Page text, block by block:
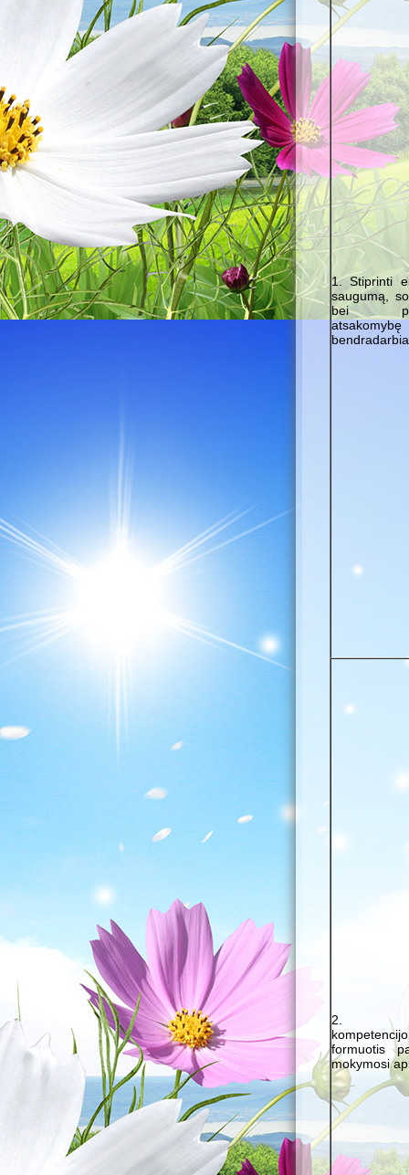
1. Stiprinti
saugumą,
bei
2.
formuotis
mokymosi